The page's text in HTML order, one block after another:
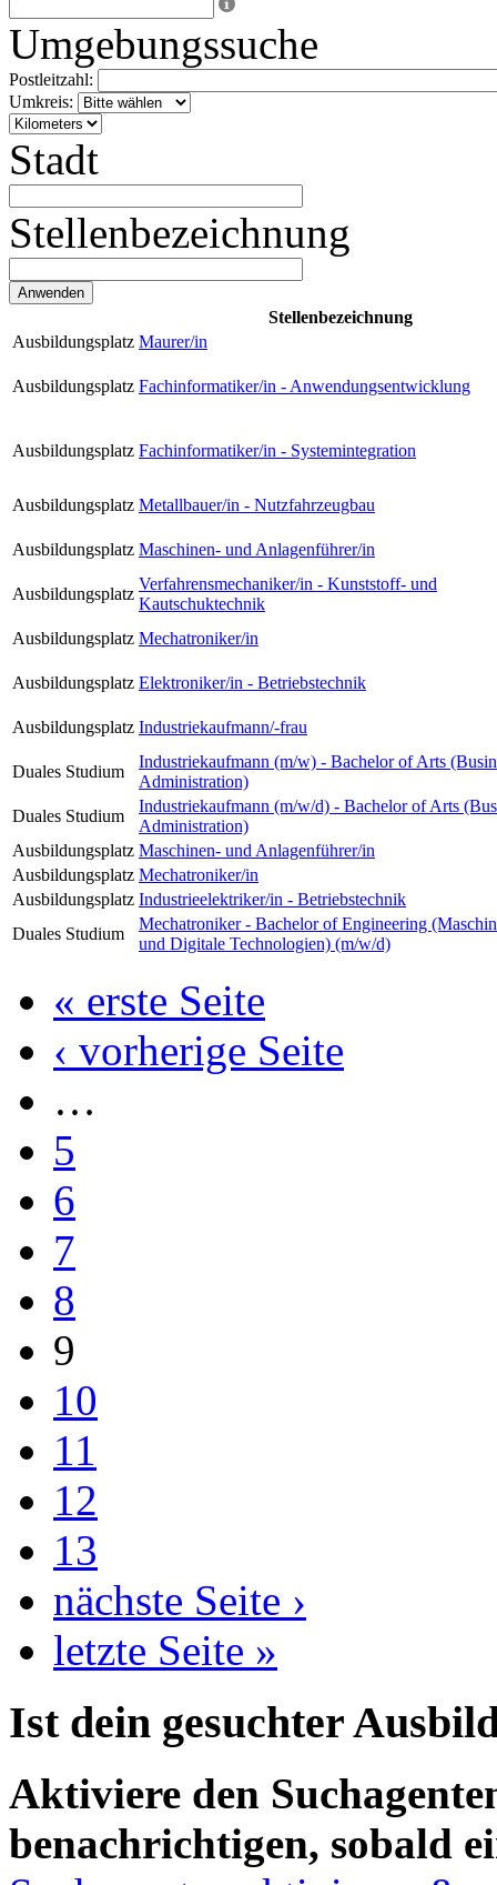
Umgebungssuche
Postleitzahl:
Umkreis:
Stadt
Stellenbezeichnung
Stellenbezeichnung
Ausbildungsplatz Maurer/in
Ausbildungsplatz Fachinformatiker/in - Anwendungsentwicklung
Ausbildungsplatz Fachinformatiker/in - Systemintegration
Ausbildungsplatz Metallbauer/in - Nutzfahrzeugbau
Ausbildungsplatz Maschinen- und Anlagenführer/in
Ausbildungsplatz
Verfahrensmechaniker/in - Kunststoff- und
Kautschuktechnik
Ausbildungsplatz Mechatroniker/in
Ausbildungsplatz Elektroniker/in - Betriebstechnik
Ausbildungsplatz Industriekaufmann/-frau
Duales Studium
Industriekaufmann (m/w) - Bachelor of Arts
Administration)
Duales Studium
Industriekaufmann (m/w/d) - Bachelor of Arts
Administration)
Ausbildungsplatz Maschinen- und Anlagenführer/in
Ausbildungsplatz Mechatroniker/in
Ausbildungsplatz Industrieelektriker/in - Betriebstechnik
Duales Studium
Mechatroniker - Bachelor of Engineering
und Digitale Technologien) (m/w/d)
« erste Seite
‹ vorherige Seite
…
5
6
7
8
9
10
11
12
13
nächste Seite ›
letzte Seite »
Ist dein gesuchter
Aktiviere den
benachrichtigen, sobald